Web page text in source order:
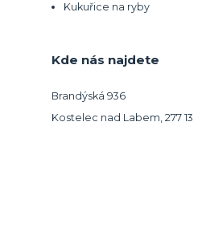
Kukuřice na ryby
Kde nás najdete
Brandýská 936
Kostelec nad Labem, 277 13